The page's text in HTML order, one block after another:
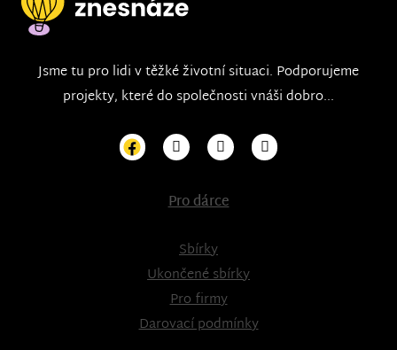
Jsme tu pro lidi v těžké životní situaci. Podporujeme
projekty, které do společnosti vnáši dobro...
Pro dárce
Sbírky
Ukončené sbírky
Pro firmy
Darovací podmínky